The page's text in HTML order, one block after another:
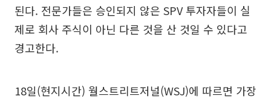
된다. 전문가들은 승인되지 않은 SPV 투자자들이 실
제로 회사 주식이 아닌 다른 것을 산 것일 수 있다고
경고한다.
18일(현지시간) 월스트리트저널(WSJ)에 따르면 가장